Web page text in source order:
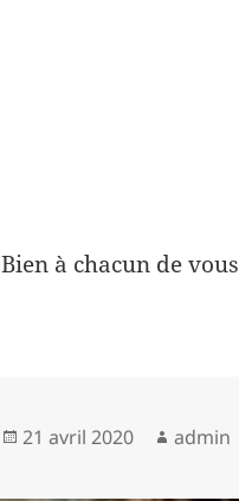
Bien à chacun de vous
Publié
21 avril 2020 Auteur
admin